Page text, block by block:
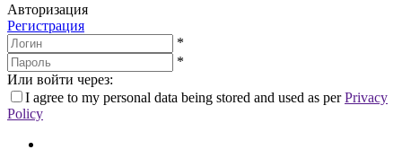
Авторизация
Регистрация
*
*
Или войти через:
I agree to my personal data being stored and used as perPrivacy
Policy